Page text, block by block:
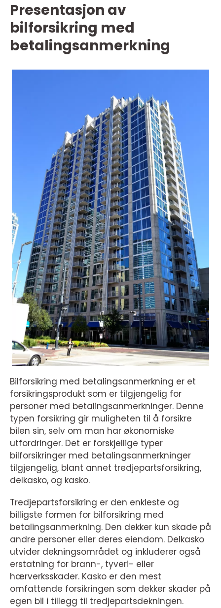
Presentasjon av
bilforsikring med
betalingsanmerkning
Bilforsikring med betalingsanmerkning er et
forsikringsprodukt som er tilgjengelig for
personer med betalingsanmerkninger. Denne
typen forsikring gir muligheten til å forsikre
bilen sin, selv om man har økonomiske
utfordringer. Det er forskjellige typer
bilforsikringer med betalingsanmerkninger
tilgjengelig, blant annet tredjepartsforsikring,
delkasko, og kasko.
Tredjepartsforsikring er den enkleste og
billigste formen for bilforsikring med
betalingsanmerkning. Den dekker kun skade på
andre personer eller deres eiendom. Delkasko
utvider dekningsområdet og inkluderer også
erstatning for brann-, tyveri- eller
hærverksskader. Kasko er den mest
omfattende forsikringen som dekker skader på
egen bil i tillegg til tredjepartsdekningen.